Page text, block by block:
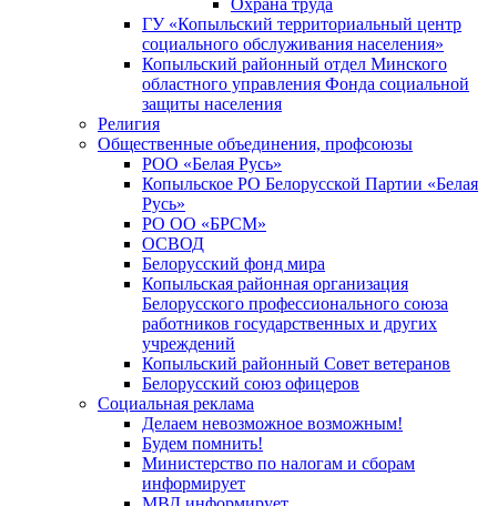
Охрана труда
ГУ «Копыльский территориальный центр
социального обслуживания населения»
Копыльский районный отдел Минского
областного управления Фонда социальной
защиты населения
Религия
Общественные объединения, профсоюзы
РОО «Белая Русь»
Копыльское РО Белорусской Партии «Белая
Русь»
РО ОО «БРСМ»
ОСВОД
Белорусский фонд мира
Копыльская районная организация
Белорусского профессионального союза
работников государственных и других
учреждений
Копыльский районный Совет ветеранов
Белорусский союз офицеров
Социальная реклама
Делаем невозможное возможным!
Будем помнить!
Министерство по налогам и сборам
информирует